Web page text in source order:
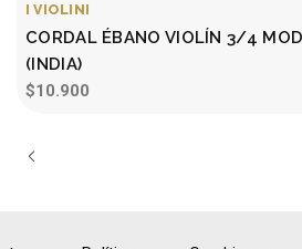
I VIOLINI
CORDAL ÉBANO VIOLÍN 3/4
(INDIA)
$10.900